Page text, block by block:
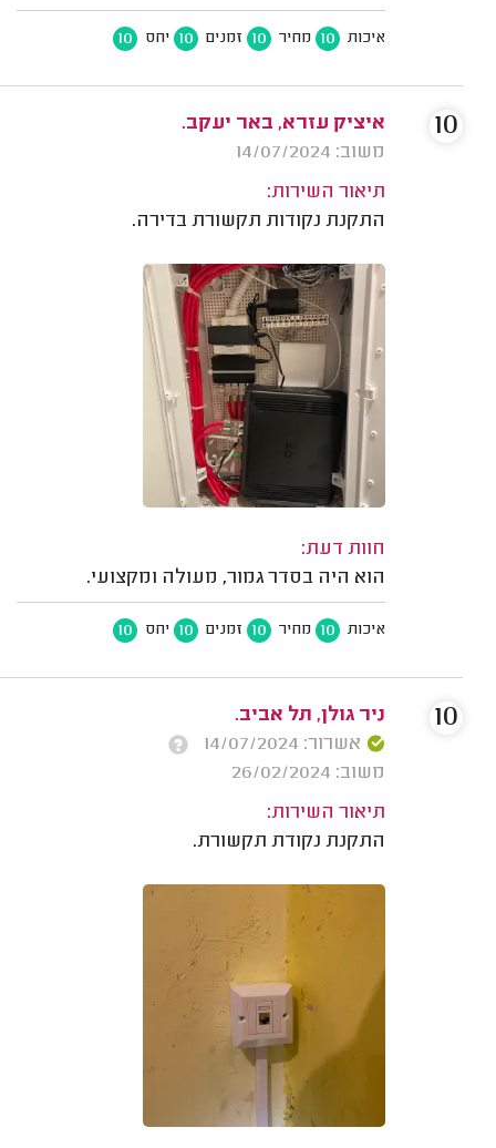
איכות 10 מחיר 10 זמנים 10 יחס 10
איציק עזרא, באר יעקב.
משוב: 14/07/2024
תיאור השירות:
התקנת נקודות תקשורת בדירה.
חוות דעת:
הוא היה בסדר גמור, מעולה ומקצועי.
איכות 10 מחיר 10 זמנים 10 יחס 10
10
ניר גולן, תל אביב.
אשרור: 14/07/2024
משוב: 26/02/2024
תיאור השירות:
התקנת נקודת תקשורת.
10